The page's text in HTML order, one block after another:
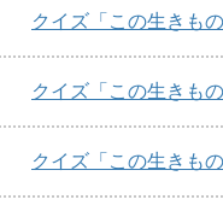
クイズ「この生きも
クイズ「この生きも
クイズ「この生きも